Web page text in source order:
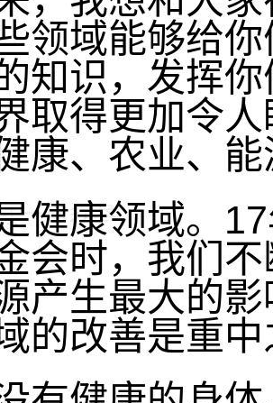
领域能够给
知识，发挥
取得更加令
康、农业、
健康领域。
会时，我们
产生最大的
的改善是重